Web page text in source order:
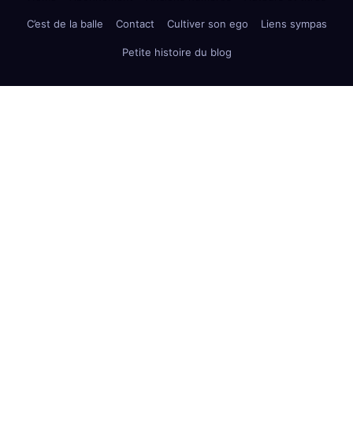
C’est de la balle Contact Cultiver son ego Liens sympas
Petite histoire du blog